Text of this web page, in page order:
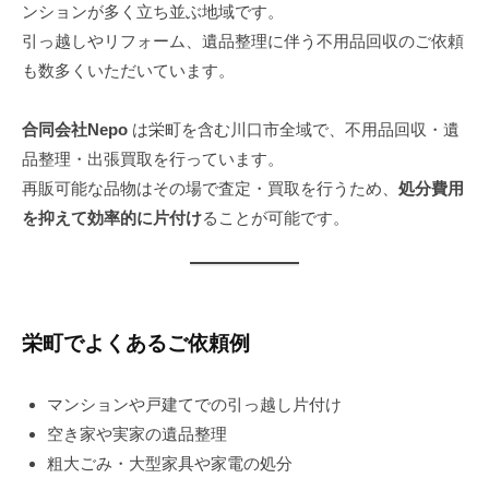
5
年
8
2
9
日
e
p
o
ンションが多く立ち並ぶ地域です。
引っ越しやリフォーム、遺品整理に伴う不用品回収のご依頼
も数多くいただいています。
合同会社Nepo は栄町を含む川口市全域で、不用品回収・遺
品整理・出張買取を行っています。
再販可能な品物はその場で査定・買取を行うため、 処分費用
を抑えて効率的に片付けることが可能です。
栄町でよくあるご依頼例
マンションや戸建てでの引っ越し片付け
空き家や実家の遺品整理
粗大ごみ・大型家具や家電の処分